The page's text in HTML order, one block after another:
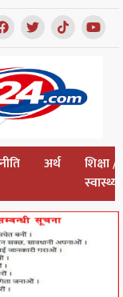
अर्थ
शिक्षा /
स्वास्थ्य